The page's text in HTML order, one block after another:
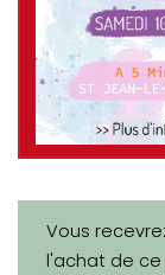
Vous
l'achat de